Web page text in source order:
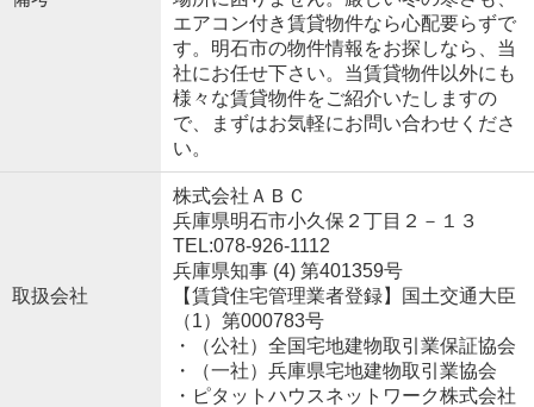
エアコン付き賃貸物件なら心配要らずで
す。明石市の物件情報をお探しなら、当
社にお任せ下さい。当賃貸物件以外にも
様々な賃貸物件をご紹介いたしますの
で、まずはお気軽にお問い合わせくださ
い。
取扱会社
株式会社ＡＢＣ
兵庫県明石市小久保２丁目２－１３
TEL:078-926-1112
兵庫県知事 (4) 第401359号
【賃貸住宅管理業者登録】国土交通大臣
（1）第000783号
・（公社）全国宅地建物取引業保証協会
・（一社）兵庫県宅地建物取引業協会
・ピタットハウスネットワーク株式会社